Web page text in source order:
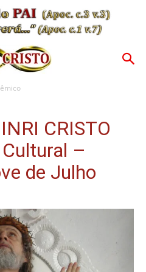
CRISTO
–
de Julho